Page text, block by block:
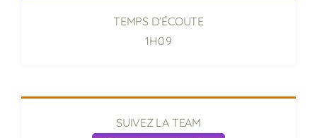
TEMPS D’ÉCOUTE
1H09
SUIVEZ LA TEAM